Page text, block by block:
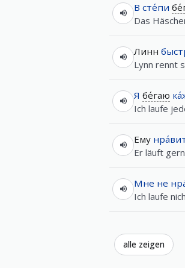
В сте́пи
Das
Линн
Lynn rennt
Я бе́гаю
Ich laufe
Ему
Er läuft
Мне не
Ich laufe
alle zeigen